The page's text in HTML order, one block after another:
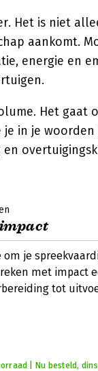
Het is niet
aankomt.
energie en
Het gaat
in je
je
met impact
tot
| Nu besteld,